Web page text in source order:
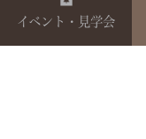
イベント・見学会